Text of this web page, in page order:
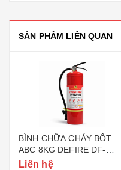
SẢN PHẨM LIÊN QUAN
BÌNH CHỮA CHÁY BỘT
ABC 8KG DEFIRE DF-
ABC8 (BỘ CÔNG AN)
Liên hệ